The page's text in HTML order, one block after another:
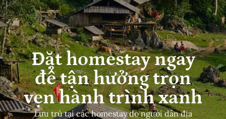
Đặt homestay ngay
để tận hưởng trọn
vẹn hành trình xanh
Lưu trú tại các homestay do người dân địa